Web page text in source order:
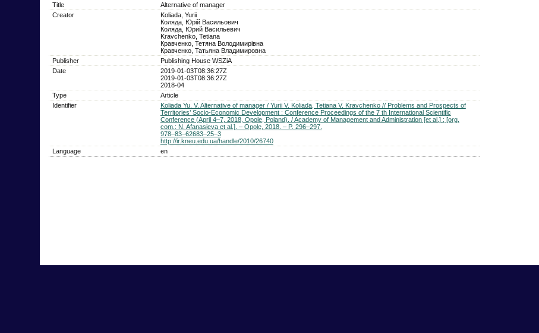
Title
Alternative of manager
Creator
Koliada, Yurii
Коляда, Юрій Васильович
Коляда, Юрий Васильевич
Kravchenko, Tetiana
Кравченко, Тетяна Володимирівна
Кравченко, Татьяна Владимировна
Publisher
Publishing House WSZiA
Date
2019-01-03T08:36:27Z
2019-01-03T08:36:27Z
2018-04
Type
Article
Identifier
Koliada Yu. V. Alternative of manager / Yurii V. Koliada, Tetiana V. Kravchenko // Problems and Prospects of
Territories’ Socio-Economic Development : Conference Proceedings of the 7 th International Scientific
Conference (April 4–7, 2018, Opole, Poland). / Academy of Management and Administration [et al.] ; [org.
com.: N. Afanasіeva et al.]. – Opole, 2018. – P. 296–297.
978–83–62683–25–3
http://ir.kneu.edu.ua/handle/2010/26740
Language
en